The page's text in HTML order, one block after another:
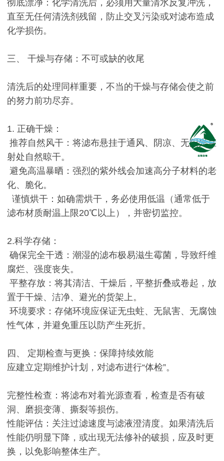
彻底漂净：化学清洗后，必须用大量清水反复冲洗，
直至无任何清洗剂残留，防止交叉污染或对滤布造成
化学损伤。
三、 干燥与存储：不可或缺的收尾
清洗后的处理同样重要，不当的干燥与存储会使之前
的努力前功尽弃。
1. 正确干燥：
推荐自然风干：将滤布悬挂于通风、阴凉、无阳光直
射处自然晾干。
避免高温暴晒：强烈的紫外线会加速高分子材料的老
化、脆化。
谨慎烘干：如确需烘干，务必使用低温（通常低于
滤布材质耐温上限20℃以上），并密切监控。
2.科学存储：
确保完全干透：潮湿的滤布极易滋生霉菌，导致纤维
腐烂、强度丧失。
平整存放：将其清洁、干燥后，平整折叠或卷起，放
置于干燥、洁净、避光的货架上。
环境要求：存储环境应保证无虫蛀、无鼠害、无腐蚀
性气体，并避免重压以防产生死折。
四、 定期检查与更换：保障持续效能
应建立定期维护计划，对滤布进行“体检”。
完整性检查：将滤布对着光源查看，检查是否有破
洞、磨损变薄、撕裂等损伤。
性能评估：关注过滤速度与滤液澄清度。如果清洗后
性能仍明显下降，或出现无法修补的破损，应及时更
换，以免影响整体生产。